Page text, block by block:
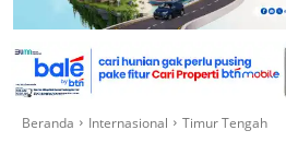
Beranda Internasional Timur Tengah